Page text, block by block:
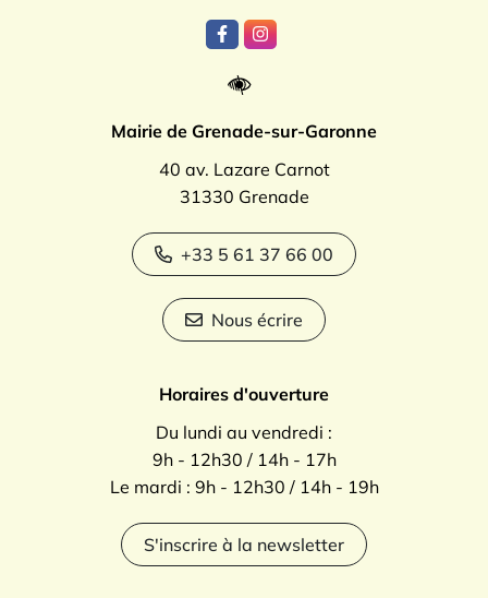
Lien vers le compte Facebook
Lien vers le compte
Mairie de Grenade-sur-Garonne
40 av. Lazare Carnot
31330 Grenade
+33 5 61 37 66 00
Nous écrire
Horaires d'ouverture
Du lundi au vendredi :
9h - 12h30 / 14h - 17h
Le mardi : 9h - 12h30 / 14h - 19h
S'inscrire à la newsletter